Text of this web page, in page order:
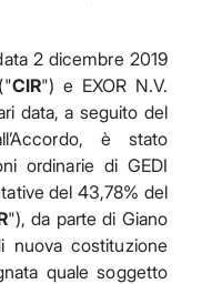
2 dicembre 2019
CIR") e EXOR N.V.
data, a seguito del
è stato
ordinarie di GEDI
del 43,78% del
"), da parte di Giano
nuova costituzione
quale soggetto